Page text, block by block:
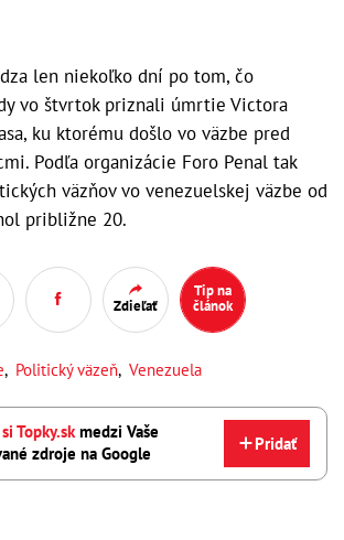
len niekoľko dní po tom, čo
vo štvrtok priznali úmrtie Victora
ku ktorému došlo vo väzbe pred
Podľa organizácie Foro Penal tak
väzňov vo venezuelskej väzbe od
približne 20.
Zdieľať
Tip na
článok
, Politický väzeň, Venezuela
Topky.skmedzi Vaše
zdroje na Google
Pridať